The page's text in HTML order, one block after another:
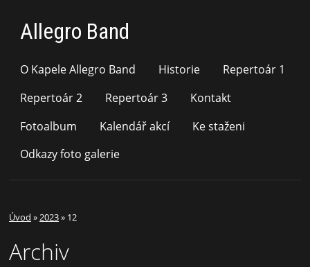
Allegro Band
O Kapele Allegro Band Historie
Repertoár 1
Repertoár 2
Repertoár 3
Kontakt
Fotoalbum
Kalendář akcí
Ke staženi
Odkazy foto galerie
Úvod » 2023» 12
Archiv